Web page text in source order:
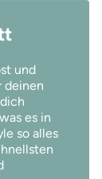
und
deinen
es in
so alles